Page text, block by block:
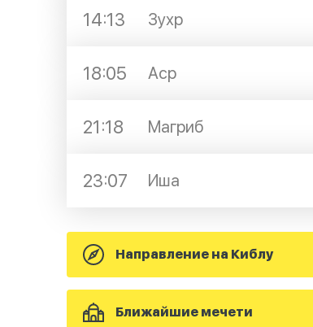
14:13 Зухр
18:05 Аср
21:18 Магриб
23:07 Иша
Направление на Киблу
Ближайшие мечети